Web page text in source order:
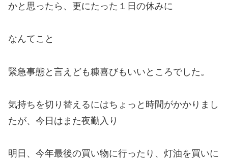
かと思ったら、更にたった１日の休みに
なんてこと
緊急事態と言えども糠喜びもいいところでした。
気持ちを切り替えるにはちょっと時間がかかりまし
たが、今日はまた夜勤入り
明日、今年最後の買い物に行ったり、灯油を買いに